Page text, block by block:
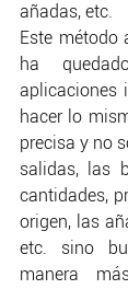
añadas, etc.
Este método
ha
aplicaciones
hacer lo
precisa y no
salidas, las
cantidades,
origen, las
etc. sino
manera